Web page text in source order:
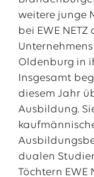
weitere junge
bei EWE
Oldenburg in
Insgesamt
diesem Jahr
Ausbildung.
dualen
Töchtern EWE